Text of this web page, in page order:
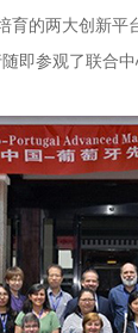
育的两大创新平
即参观了联合中